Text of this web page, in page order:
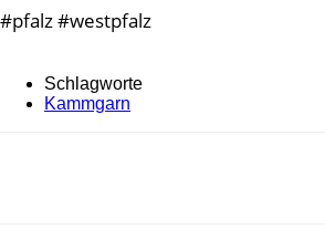
#pfalz #westpfalz
Schlagworte
Kammgarn